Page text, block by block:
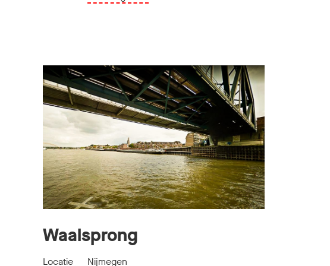
Waalsprong
Locatie
Nijmegen